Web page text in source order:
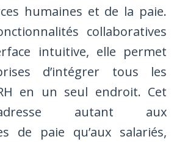
humaines et de la paie.
collaboratives
intuitive, elle permet
d’intégrer tous les
en un seul endroit. Cet
autant aux
de paie qu’aux salariés,